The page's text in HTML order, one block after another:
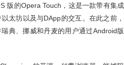
版的Opera Touch，这是一款带有集成
太坊以及与DApp的交互。在此之前，
典、挪威和丹麦的用户通过Android版